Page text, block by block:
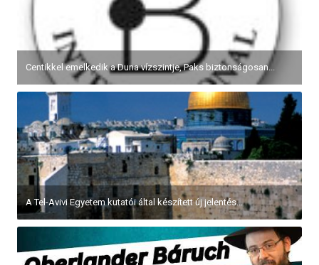
Centikkel emelkedik a Duna vízszintje, Paks biztonságosan...
A Tel-Avivi Egyetem kutatói által készített új jelentés...